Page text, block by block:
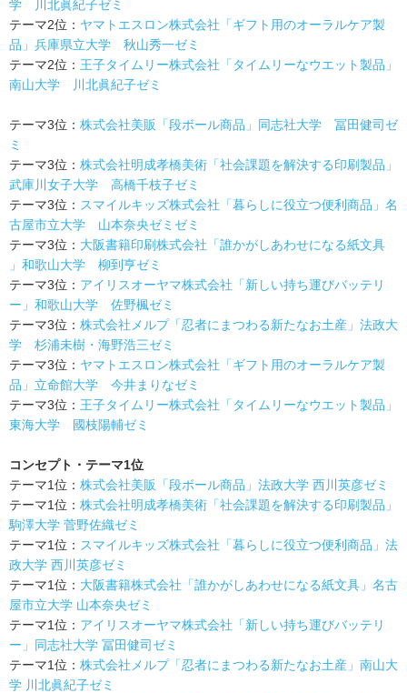
学 川北眞紀子ゼミ
テーマ2位： ヤマトエスロン株式会社「ギフト用のオーラルケア製
品」兵庫県立大学 秋山秀一ゼミ
テーマ2位： 王子タイムリー株式会社「タイムリーなウエット製品」
南山大学 川北眞紀子ゼミ
テーマ3位： 株式会社美販「段ボール商品」同志社大学 冨田健司ゼ
ミ
テーマ3位： 株式会社明成孝橋美術「社会課題を解決する印刷製品」
武庫川女子大学 高橋千枝子ゼミ
テーマ3位： スマイルキッズ株式会社「暮らしに役立つ便利商品」名
古屋市立大学 山本奈央ゼミゼミ
テーマ3位： 大阪書籍印刷株式会社「誰かがしあわせになる紙文具
」和歌山大学 柳到亨ゼミ
テーマ3位： アイリスオーヤマ株式会社「新しい持ち運びバッテリ
ー」和歌山大学 佐野楓ゼミ
テーマ3位： 株式会社メルプ「忍者にまつわる新たなお土産」法政大
学 杉浦未樹・海野浩三ゼミ
テーマ3位： ヤマトエスロン株式会社「ギフト用のオーラルケア製
品」立命館大学 今井まりなゼミ
テーマ3位： 王子タイムリー株式会社「タイムリーなウエット製品」
東海大学 國枝陽輔ゼミ
コンセプト・テーマ1位
テーマ1位： 株式会社美販「段ボール商品」法政大学 西川英彦ゼミ
テーマ1位： 株式会社明成孝橋美術「社会課題を解決する印刷製品」
駒澤大学 菅野佐織ゼミ
テーマ1位： スマイルキッズ株式会社「暮らしに役立つ便利商品」法
政大学 西川英彦ゼミ
テーマ1位： 大阪書籍株式会社「誰かがしあわせになる紙文具」名古
屋市立大学 山本奈央ゼミ
テーマ1位： アイリスオーヤマ株式会社「新しい持ち運びバッテリ
ー」同志社大学 冨田健司ゼミ
テーマ1位： 株式会社メルプ「忍者にまつわる新たなお土産」南山大
学 川北眞紀子ゼミ